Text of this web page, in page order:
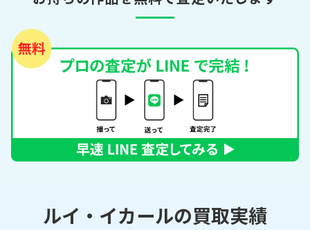
ルイ・イカールの買取実績